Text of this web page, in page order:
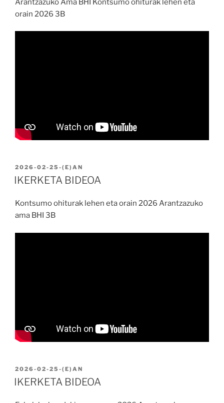
Arantzazuko Ama BHI Kontsumo ohiturak lehen eta
orain 2026 3B
2026-02-25 -(E)AN
IKERKETA BIDEOA
Kontsumo ohiturak lehen eta orain 2026 Arantzazuko
ama BHI 3B
2026-02-25 -(E)AN
IKERKETA BIDEOA